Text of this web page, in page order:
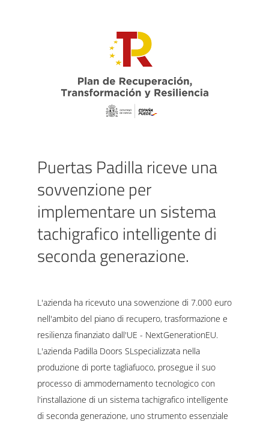
Puertas Padilla riceve una
sovvenzione per
implementare un sistema
tachigrafico intelligente di
seconda generazione.
L'azienda ha ricevuto una sovvenzione di 7.000 euro
nell'ambito del piano di recupero, trasformazione e
resilienza finanziato dall'UE - NextGenerationEU.
L'azienda Padilla Doors SLspecializzata nella
produzione di porte tagliafuoco, prosegue il suo
processo di ammodernamento tecnologico con
l'installazione di un sistema tachigrafico intelligente
di seconda generazione, uno strumento essenziale